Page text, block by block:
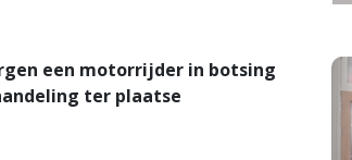
een motorrijder in botsing
ter plaatse